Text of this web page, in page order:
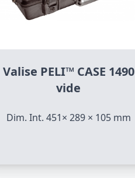
Valise PELI™ CASE 1490
vide
Dim. Int. 451× 289 × 105 mm